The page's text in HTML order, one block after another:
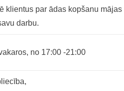
klientus par ādas kopšanu mājas
darbu.
no 17:00 -21:00